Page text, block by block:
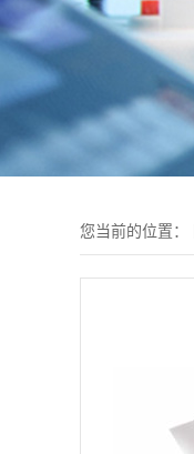
您当前的位置：